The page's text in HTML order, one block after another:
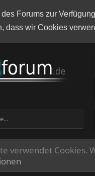
Forums zur
dass wir Cookies
verwendet Cookies.